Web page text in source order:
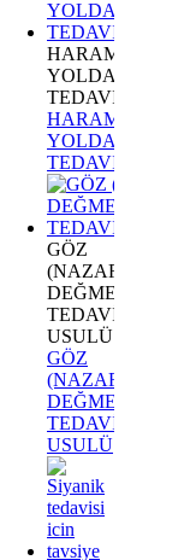
HARAM
YOLDAN
TEDAVI
HARAM
YOLDAN
TEDAVI
GÖZ
(NAZAR)
TEDAVİ
USULÜ
GÖZ
(NAZAR)
TEDAVİ
USULÜ